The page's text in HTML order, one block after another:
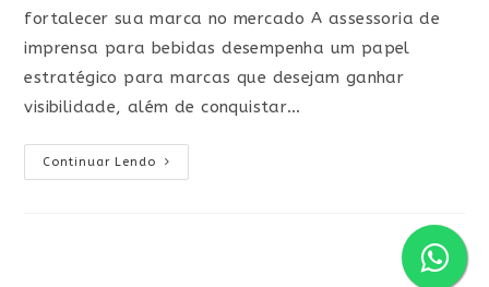
fortalecer sua marca no mercado A assessoria de
imprensa para bebidas desempenha um papel
estratégico para marcas que desejam ganhar
visibilidade, além de conquistar…
Continuar Lendo